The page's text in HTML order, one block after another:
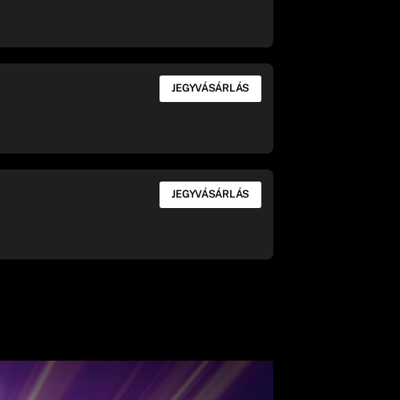
JEGYVÁSÁRLÁS
JEGYVÁSÁRLÁS